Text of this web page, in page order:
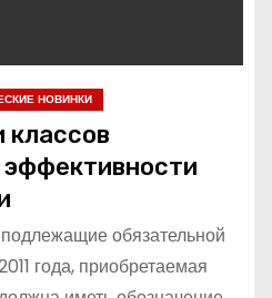
НОВИНКИ
классов
эффективности
обязательной
года, приобретаемая